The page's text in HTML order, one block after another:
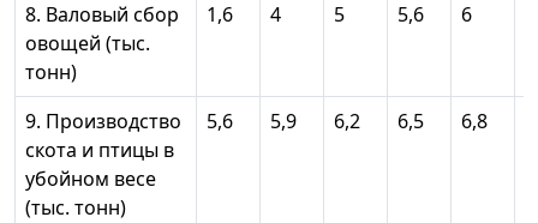
8. Валовый сбор
овощей (тыс.
тонн)
1,6 4 5 5,6 6
9. Производство
скота и птицы в
убойном весе
(тыс. тонн)
5,6 5,9 6,2 6,5 6,8